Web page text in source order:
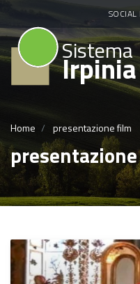
SOCIAL
Sistema
Irpinia
Home presentazione film